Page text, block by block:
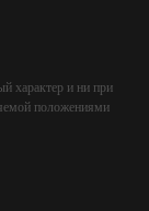
характер и ни при
положениями